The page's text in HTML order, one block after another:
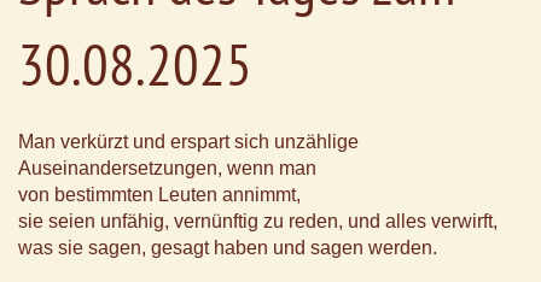
30.08.2025
Man verkürzt und erspart sich unzählige
Auseinandersetzungen, wenn man
von bestimmten Leuten annimmt,
sie seien unfähig, vernünftig zu reden, und alles verwirft,
was sie sagen, gesagt haben und sagen werden.